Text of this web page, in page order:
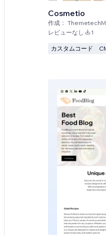
Cosmetio
作成：
レビューなし 1
カスタムコード